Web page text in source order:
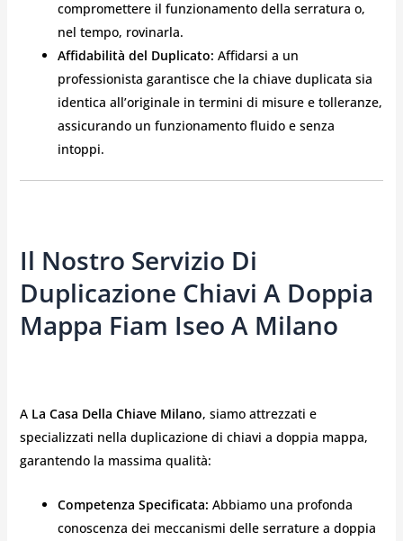
compromettere il funzionamento della serratura o,
nel tempo, rovinarla.
Affidabilità del Duplicato: Affidarsi a un
professionista garantisce che la chiave duplicata sia
identica all’originale in termini di misure e tolleranze,
assicurando un funzionamento fluido e senza
intoppi.
Il Nostro Servizio Di
Duplicazione Chiavi A Doppia
Mappa Fiam Iseo A Milano
A La Casa Della Chiave Milano, siamo attrezzati e
specializzati nella duplicazione di chiavi a doppia mappa,
garantendo la massima qualità:
Competenza Specificata: Abbiamo una profonda
conoscenza dei meccanismi delle serrature a doppia